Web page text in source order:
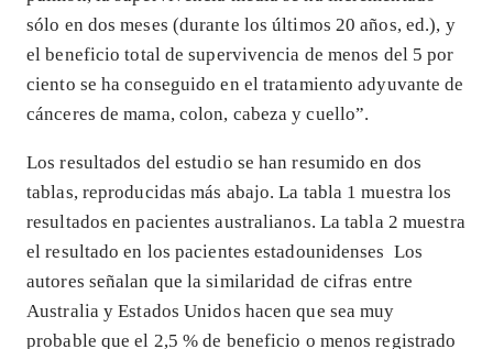
sólo en dos meses (durante los últimos 20 años, ed.), y
el beneficio total de supervivencia de menos del 5 por
ciento se ha conseguido en el tratamiento adyuvante de
cánceres de mama, colon, cabeza y cuello”.
Los resultados del estudio se han resumido en dos
tablas, reproducidas más abajo. La tabla 1 muestra los
resultados en pacientes australianos. La tabla 2 muestra
el resultado en los pacientes estadounidenses Los
autores señalan que la similaridad de cifras entre
Australia y Estados Unidos hacen que sea muy
probable que el 2,5 % de beneficio o menos registrado